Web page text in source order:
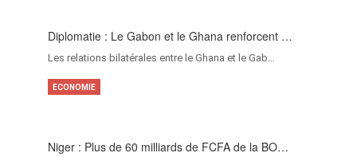
Diplomatie : Le Gabon et le Ghana renforcent …
Les relations bilatérales entre le Ghana et le Gab…
Niger : Plus de 60 milliards de FCFA de la BO…
ECONOMIE